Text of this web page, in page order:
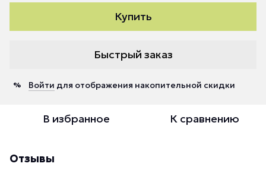
Купить
Быстрый заказ
% Войти для отображения накопительной скидки
В избранное К сравнению
Отзывы